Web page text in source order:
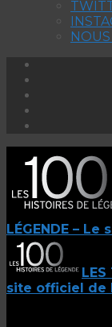
LÉGENDE –
LES
site officiel de